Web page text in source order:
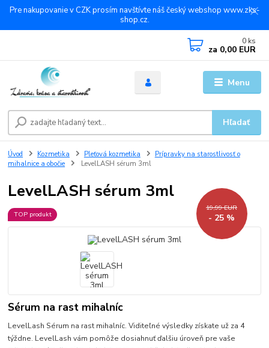
Pre nakupovanie v CZK prosím navštívte náš český webshop www.zks-
shop.cz.
Menu
Hľadať
0 ks
za 0,00 EUR
Úvod Kozmetika Pleťová kozmetika
Prípravky na starostlivosť o
mihalnice a obočie
LevelLASH sérum 3ml
LevelLASH sérum 3ml
TOP produkt
19,99 EUR
- 25 %
Sérum na rast mihalníc
LevelLash Sérum na rast mihalníc. Viditeľné výsledky získate už za 4
týždne. LevelLash vám pomôže dosiahnuť ďalšiu úroveň pre vaše